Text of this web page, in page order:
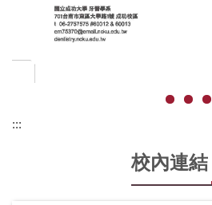
:::
校內連結